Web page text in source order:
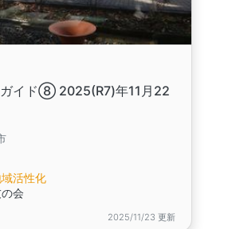
ガイド⑧ 2025(R7)年11月22
活性化
会
2025/11/23 更新